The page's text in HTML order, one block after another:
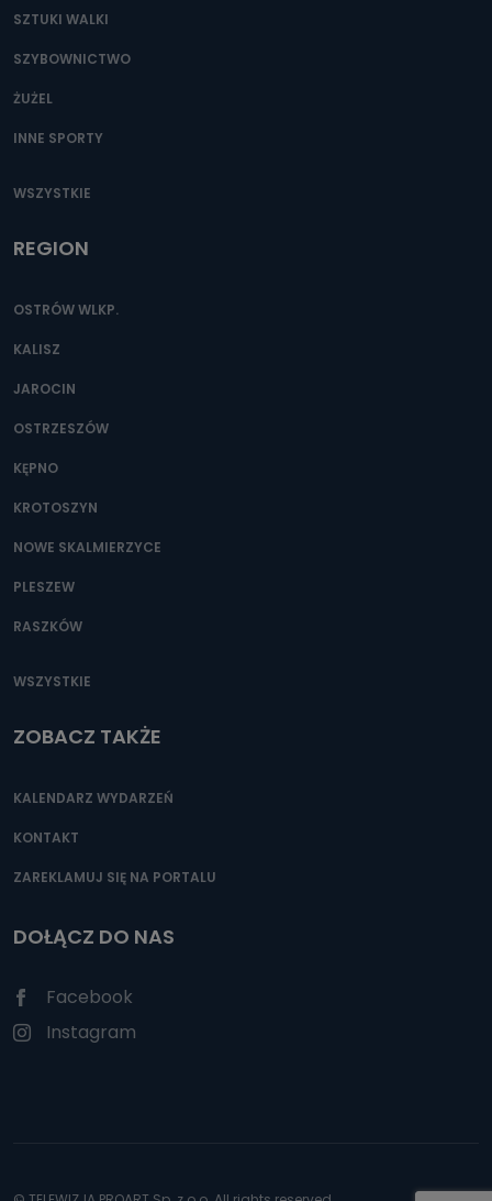
SZTUKI WALKI
SZYBOWNICTWO
ŻUŻEL
INNE SPORTY
WSZYSTKIE
REGION
OSTRÓW WLKP.
KALISZ
JAROCIN
OSTRZESZÓW
KĘPNO
KROTOSZYN
NOWE SKALMIERZYCE
PLESZEW
RASZKÓW
WSZYSTKIE
ZOBACZ TAKŻE
KALENDARZ WYDARZEŃ
KONTAKT
ZAREKLAMUJ SIĘ NA PORTALU
DOŁĄCZ DO NAS
Facebook
Instagram